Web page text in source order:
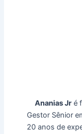
Ananias Jr é
Gestor Sênior
20 anos de